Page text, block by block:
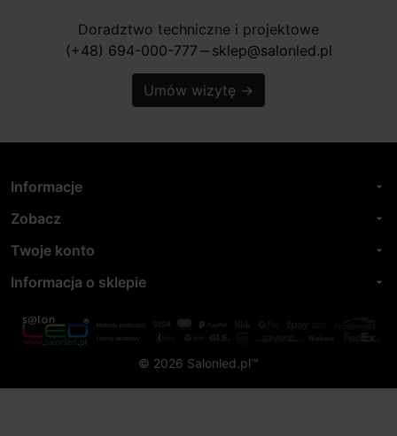
Doradztwo techniczne i projektowe
(+48) 694-000-777 horizontal_rule sklep@salonled.pl
Umów wizytę →
Informacje arrow_drop_down
Zobacz arrow_drop_down
Twoje konto arrow_drop_down
Informacja o sklepie arrow_drop_down
© 2026 Salonled.pl™